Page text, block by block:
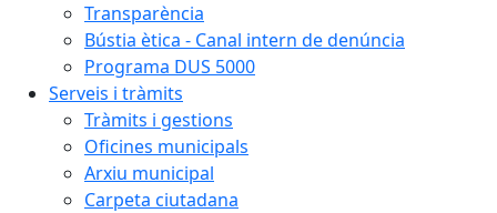
Transparència
Bústia ètica - Canal intern de denúncia
Programa DUS 5000
Serveis i tràmits
Tràmits i gestions
Oficines municipals
Arxiu municipal
Carpeta ciutadana